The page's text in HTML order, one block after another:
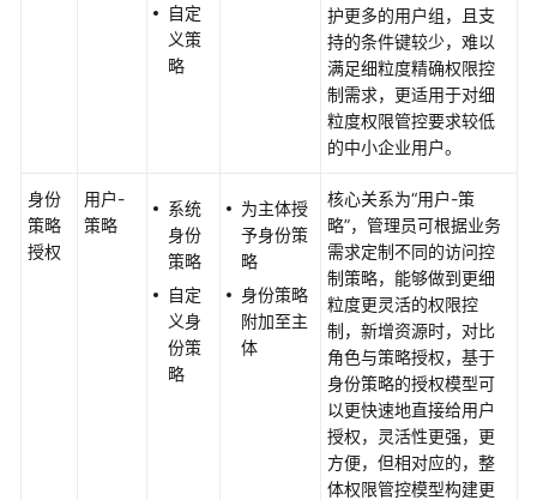
自定
义策
略
护更多的用户组，且支
持的条件键较少，难以
满足细粒度精确权限控
制需求，更适用于对细
粒度权限管控要求较低
的中小企业用户。
身份
策略
授权
用户-
策略
系统
身份
策略
自定
义身
份策
略
为主体授
予身份策
略
身份策略
附加至主
体
核心关系为“用户-策
略”，管理员可根据业务
需求定制不同的访问控
制策略，能够做到更细
粒度更灵活的权限控
制，新增资源时，对比
角色与策略授权，基于
身份策略的授权模型可
以更快速地直接给用户
授权，灵活性更强，更
方便，但相对应的，整
体权限管控模型构建更